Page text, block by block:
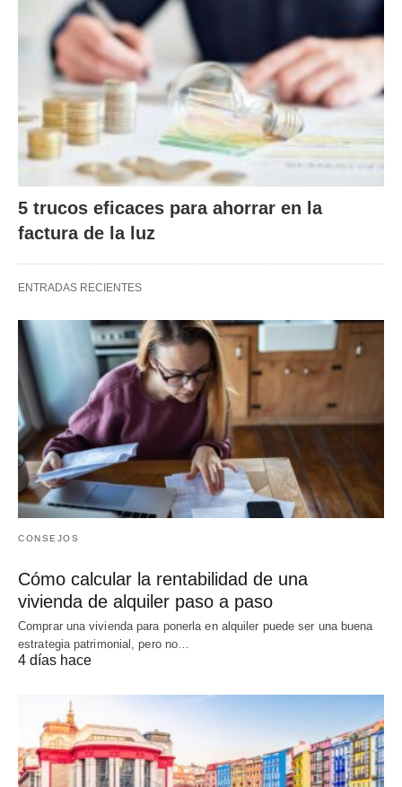
5 trucos eficaces para ahorrar en la
factura de la luz
ENTRADAS RECIENTES
CONSEJOS
Cómo calcular la rentabilidad de una
vivienda de alquiler paso a paso
Comprar una vivienda para ponerla en alquiler puede ser una buena
estrategia patrimonial, pero no…
4 días hace